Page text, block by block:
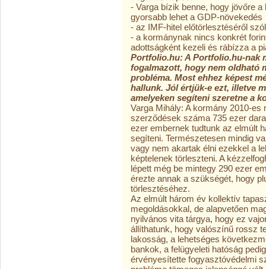
- Varga bízik benne, hogy jövőre
gyorsabb lehet a GDP-növekedés
- az IMF-hitel előtörlesztéséről
- a kormánynak nincs konkrét
adottságként kezeli és rábízza a
Portfolio.hu: A Portfolio.hu-nak
fogalmazott, hogy nem oldható
probléma. Most ehhez képest
hallunk. Jól értjük-e ezt, illetve
amelyeken segíteni szeretne a
Varga Mihály: A kormány 2010-
szerződések száma 735 ezer
ezer embernek tudtunk az elmúlt
segíteni. Természetesen mindig
vagy nem akartak élni ezekkel a
képtelenek törleszteni. A
lépett még be mintegy 290 ezer
érezte annak a szükségét, hogy
törlesztéséhez.
Az elmúlt három év kollektív
megoldásokkal, de alapvetően
nyilvános vita tárgya, hogy ez
állíthatunk, hogy valószínű rossz
lakosság, a lehetséges
bankok, a felügyeleti hatóság
érvényesítette fogyasztóvédelmi